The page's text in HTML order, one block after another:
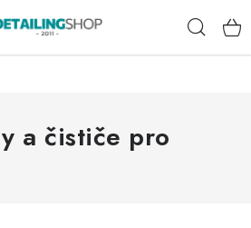
a čističe pro